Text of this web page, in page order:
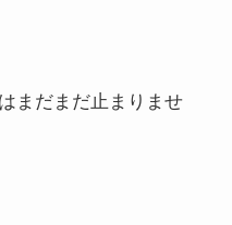
まだまだ止まりませ